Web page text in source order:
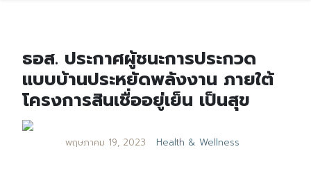
ธอส. ประกาศผู้ชนะการประกวด
แบบบ้านประหยัดพลังงาน ภายใต้
โครงการสินเชื่ออยู่เย็น เป็นสุข
พฤษภาคม 19, 2023 Health & Wellness